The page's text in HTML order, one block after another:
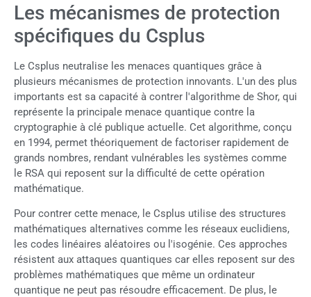
Les mécanismes de protection
spécifiques du Csplus
Le Csplus neutralise les menaces quantiques grâce à
plusieurs mécanismes de protection innovants. L'un des plus
importants est sa capacité à contrer l'algorithme de Shor, qui
représente la principale menace quantique contre la
cryptographie à clé publique actuelle. Cet algorithme, conçu
en 1994, permet théoriquement de factoriser rapidement de
grands nombres, rendant vulnérables les systèmes comme
le RSA qui reposent sur la difficulté de cette opération
mathématique.
Pour contrer cette menace, le Csplus utilise des structures
mathématiques alternatives comme les réseaux euclidiens,
les codes linéaires aléatoires ou l'isogénie. Ces approches
résistent aux attaques quantiques car elles reposent sur des
problèmes mathématiques que même un ordinateur
quantique ne peut pas résoudre efficacement. De plus, le